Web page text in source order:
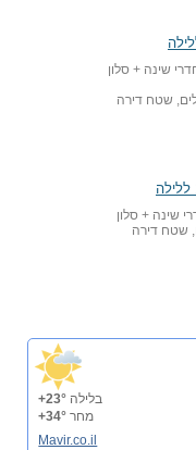
בלילה +23°
מחר +34°
Mavir.co.il